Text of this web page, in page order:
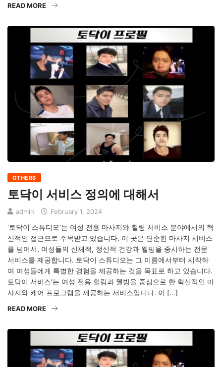
READ MORE
OTHERS
토닥이 서비스 정의에 대해서
admin February 1, 2024
‘토닥이 스튜디오’는 여성 전용 마사지와 힐링 서비스 분야에서의 혁
신적인 접근으로 주목받고 있습니다. 이 곳은 단순한 마사지 서비스
를 넘어서, 여성들의 신체적, 정신적 건강과 웰빙을 중시하는 전문
서비스를 제공합니다. 토닥이 스튜디오는 그 이름에서부터 시작하
여 여성들에게 특별한 경험을 제공하는 것을 목표로 하고 있습니다.
토닥이 서비스’는 여성 전용 힐링과 웰빙을 중심으로 한 혁신적인 마
사지와 케어 프로그램을 제공하는 서비스입니다. 이 […]
READ MORE